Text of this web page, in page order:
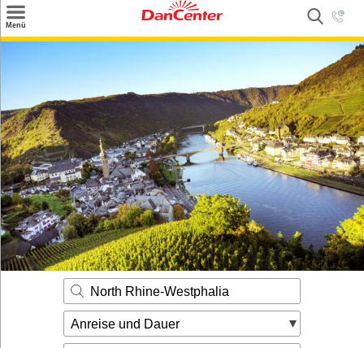
Menü
Weitere Urlaubsziele
Angebote
Inspiration
Kontakt
Gut zu wissen
Login
North Rhine-Westphalia
Anreise und Dauer